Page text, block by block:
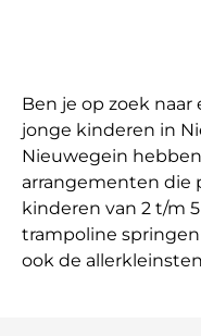
Ben je op zoek
jonge kinderen in
Nieuwegein
arrangementen die
kinderen van 2 t/m
trampoline
ook de